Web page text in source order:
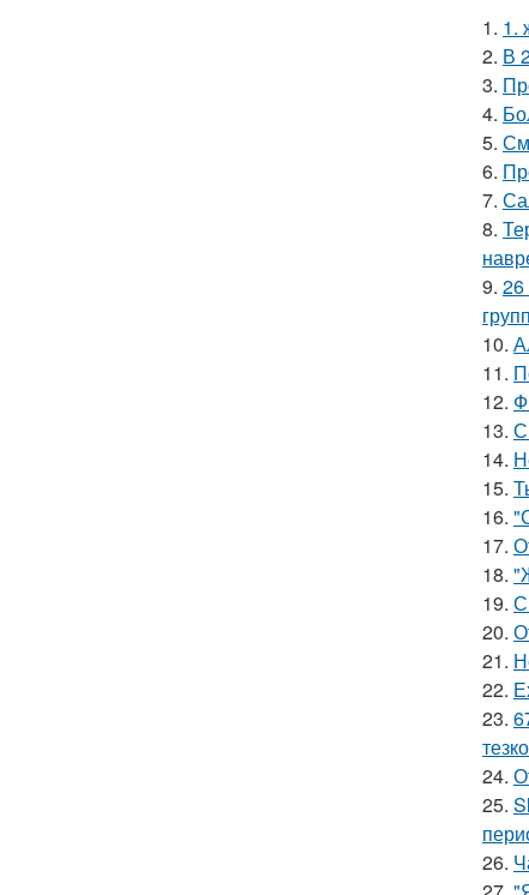
1. 1.
2. В
3.
4.
5.
6.
7.
8.
9. 26
10.
11.
12.
13. С
14.
15.
16.
17.
18.
19.
20.
21.
22.
23.
24.
25.
26.